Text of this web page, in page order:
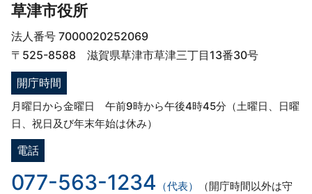
草津市役所
法人番号 7000020252069
〒525-8588 滋賀県草津市草津三丁目13番30号
開庁時間
月曜日から金曜日 午前9時から午後4時45分（土曜日、日曜
日、祝日及び年末年始は休み）
電話
077-563-1234 （代表）
（開庁時間以外は守